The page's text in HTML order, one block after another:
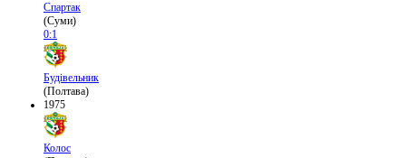
Спартак
(Суми)
0:1
Будівельник
(Полтава)
1975
Колос